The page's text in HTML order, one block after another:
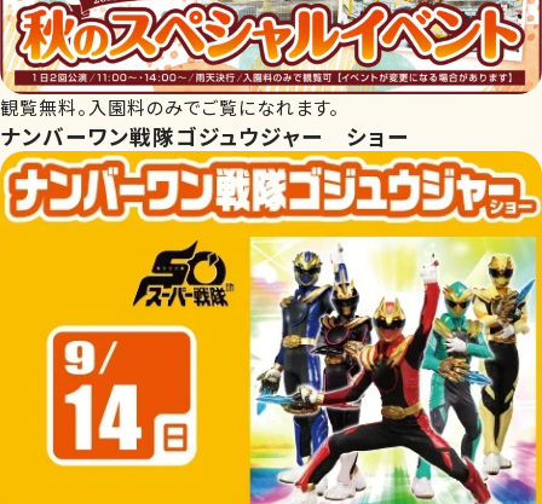
観覧無料。入園料のみでご覧になれます。
ナンバーワン戦隊ゴジュウジャー ショー